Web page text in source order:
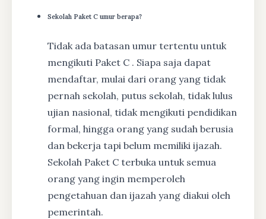
Sekolah Paket C umur berapa?
Tidak ada batasan umur tertentu untuk
mengikuti Paket C . Siapa saja dapat
mendaftar, mulai dari orang yang tidak
pernah sekolah, putus sekolah, tidak lulus
ujian nasional, tidak mengikuti pendidikan
formal, hingga orang yang sudah berusia
dan bekerja tapi belum memiliki ijazah.
Sekolah Paket C terbuka untuk semua
orang yang ingin memperoleh
pengetahuan dan ijazah yang diakui oleh
pemerintah.